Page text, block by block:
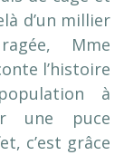
d’un millier
Mme
l’histoire
à
une puce
c’est grâce